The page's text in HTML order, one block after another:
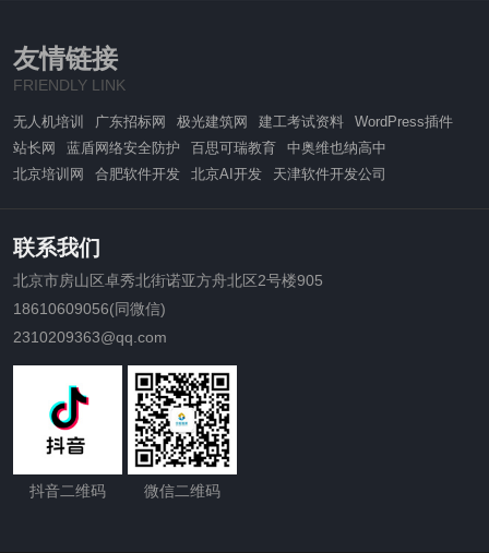
友情链接
FRIENDLY LINK
无人机培训 广东招标网 极光建筑网 建工考试资料
WordPress插件
站长网
蓝盾网络安全防护 百思可瑞教育
中奥维也纳高中
北京培训网
合肥软件开发 北京AI开发 天津软件开发公司
联系我们
北京市房山区卓秀北街诺亚方舟北区2号楼905
18610609056(同微信)
2310209363@qq.com
抖音二维码 微信二维码